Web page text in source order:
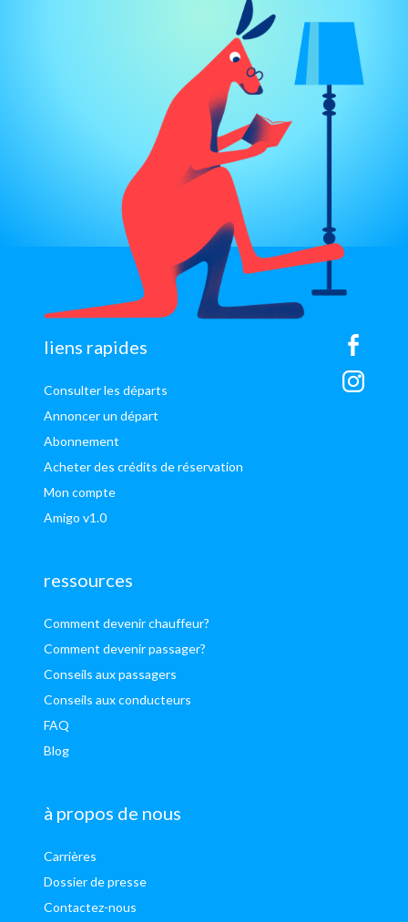
sitemap
liens rapides
Consulter les départs
Annoncer un départ
Abonnement
Acheter des crédits de réservation
Mon compte
Amigo v1.0
ressources
Comment devenir chauffeur?
Comment devenir passager?
Conseils aux passagers
Conseils aux conducteurs
FAQ
Blog
à propos de nous
Carrières
Dossier de presse
Contactez-nous